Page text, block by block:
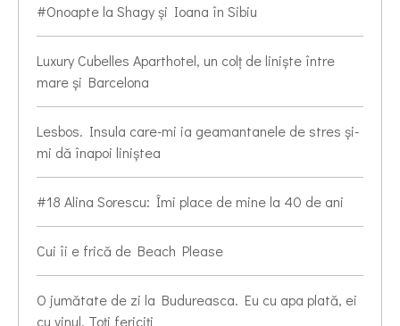
#Onoapte la Shagy și Ioana în Sibiu
Luxury Cubelles Aparthotel, un colț de liniște între
mare și Barcelona
Lesbos. Insula care-mi ia geamantanele de stres și-
mi dă înapoi liniștea
#18 Alina Sorescu: Îmi place de mine la 40 de ani
Cui îi e frică de Beach Please
O jumătate de zi la Budureasca. Eu cu apa plată, ei
cu vinul. Toți fericiți